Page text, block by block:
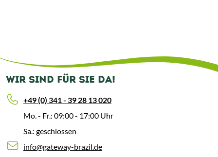
WIR SIND FÜR SIE DA!
+49 (0) 341 - 39 28 13 020
Mo. - Fr.: 09:00 - 17:00 Uhr
Sa.: geschlossen
info@gateway-brazil.de